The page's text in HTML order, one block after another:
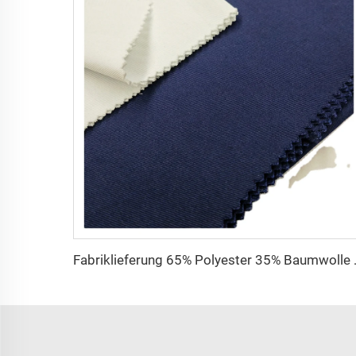
Fabriklieferung 65%